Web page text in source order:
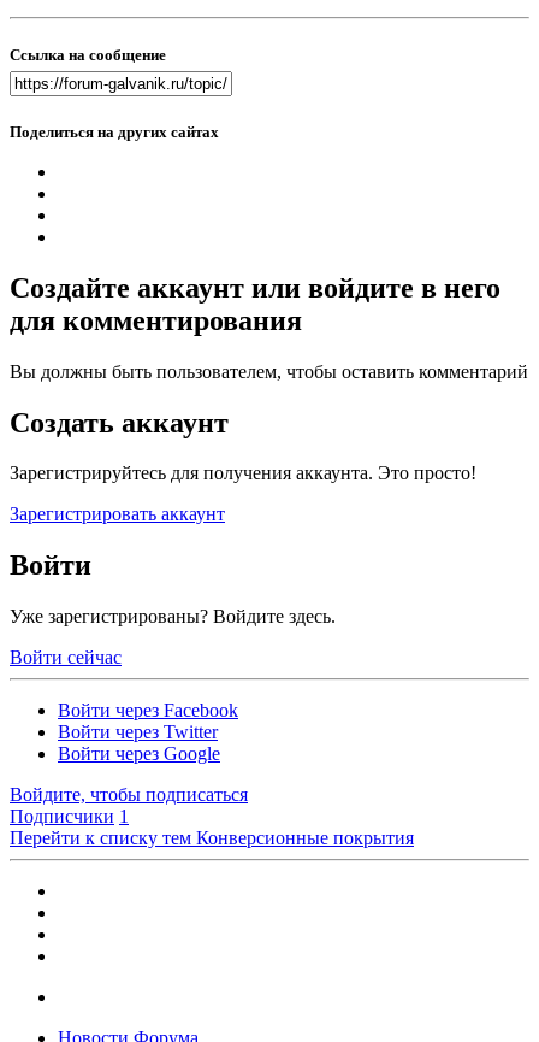
Ссылка на сообщение
Поделиться на других сайтах
Создайте аккаунт или войдите в него
для комментирования
Вы должны быть пользователем, чтобы оставить комментарий
Создать аккаунт
Зарегистрируйтесь для получения аккаунта. Это просто!
Зарегистрировать аккаунт
Войти
Уже зарегистрированы? Войдите здесь.
Войти сейчас
Войти через Facebook
Войти через Twitter
Войти через Google
Войдите, чтобы подписаться
Подписчики 1
Перейти к списку тем Конверсионные покрытия